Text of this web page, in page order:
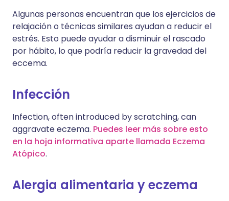
Algunas personas encuentran que los ejercicios de
relajación o técnicas similares ayudan a reducir el
estrés. Esto puede ayudar a disminuir el rascado
por hábito, lo que podría reducir la gravedad del
eccema.
Infección
Infection, often introduced by scratching, can
aggravate eczema. Puedes leer más sobre esto
en la hoja informativa aparte llamada Eczema
Atópico.
Alergia alimentaria y eczema